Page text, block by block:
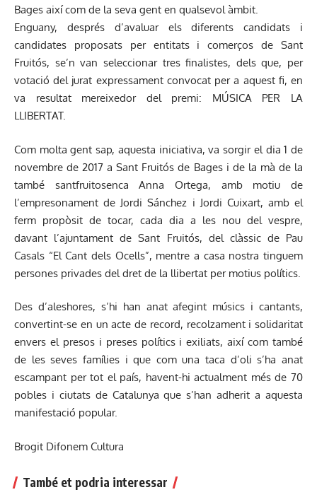
Bages així com de la seva gent en qualsevol àmbit.
Enguany, després d’avaluar els diferents candidats i
candidates proposats per entitats i comerços de Sant
Fruitós, se’n van seleccionar tres finalistes, dels que, per
votació del jurat expressament convocat per a aquest fi, en
va resultat mereixedor del premi: MÚSICA PER LA
LLIBERTAT.
Com molta gent sap, aquesta iniciativa, va sorgir el dia 1 de
novembre de 2017 a Sant Fruitós de Bages i de la mà de la
també santfruitosenca Anna Ortega, amb motiu de
l’empresonament de Jordi Sánchez i Jordi Cuixart, amb el
ferm propòsit de tocar, cada dia a les nou del vespre,
davant l’ajuntament de Sant Fruitós, del clàssic de Pau
Casals “El Cant dels Ocells”, mentre a casa nostra tinguem
persones privades del dret de la llibertat per motius polítics.
Des d’aleshores, s’hi han anat afegint músics i cantants,
convertint-se en un acte de record, recolzament i solidaritat
envers el presos i preses polítics i exiliats, així com també
de les seves famílies i que com una taca d’oli s’ha anat
escampant per tot el país, havent-hi actualment més de 70
pobles i ciutats de Catalunya que s’han adherit a aquesta
manifestació popular.
Brogit Difonem Cultura
També et podria interessar